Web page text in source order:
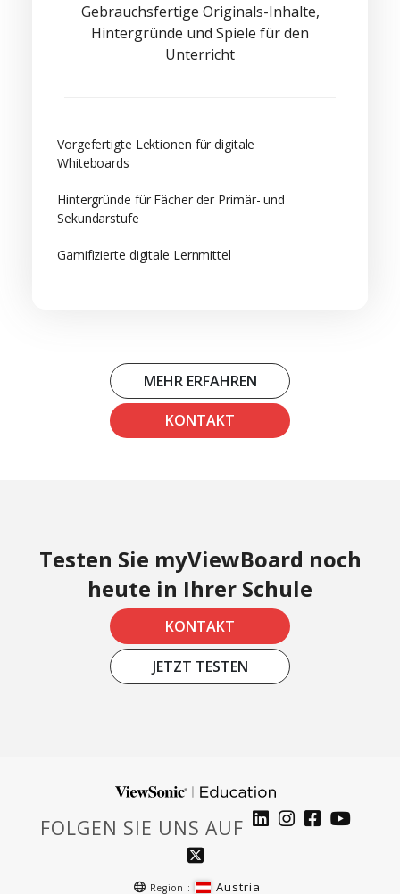
Gebrauchsfertige Originals-Inhalte,
Hintergründe und Spiele für den
Unterricht
Vorgefertigte Lektionen für digitale
Whiteboards
Hintergründe für Fächer der Primär- und
Sekundarstufe
Gamifizierte digitale Lernmittel
MEHR ERFAHREN
KONTAKT
Testen Sie myViewBoard noch
heute in Ihrer Schule
KONTAKT
JETZT TESTEN
FOLGEN SIE UNS AUF
Region : Austria